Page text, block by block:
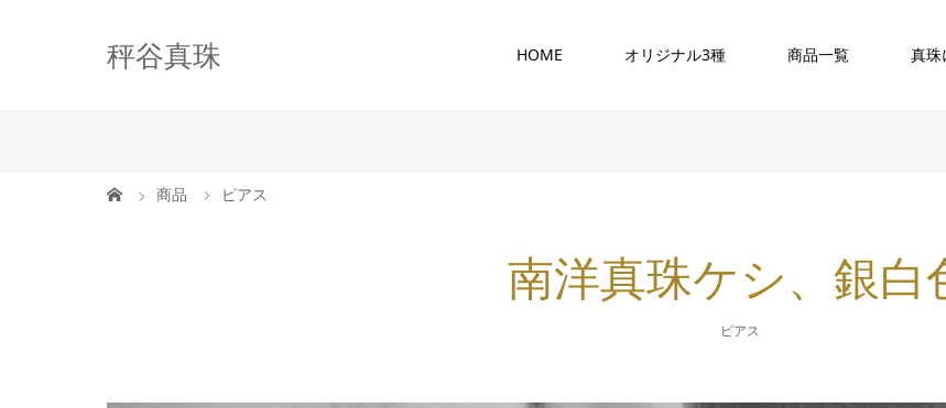
秤谷真珠 HOME オリジナル3種 商品一覧 真珠
商品 ピアス
南洋真珠ケシ、銀白
ピアス